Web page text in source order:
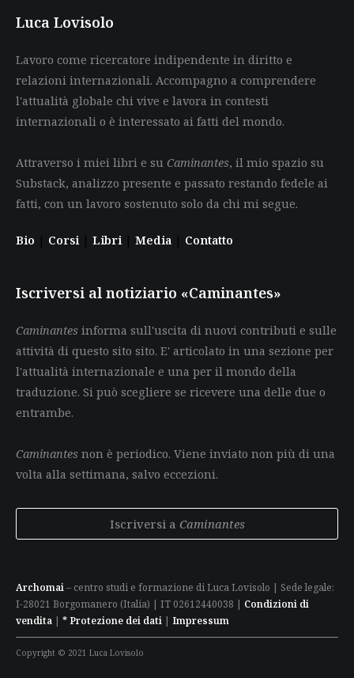
Luca Lovisolo
Lavoro come ricercatore indipendente in diritto e
relazioni internazionali. Accompagno a comprendere
l'attualità globale chi vive e lavora in contesti
internazionali o è interessato ai fatti del mondo.
Attraverso i miei libri e su Caminantes, il mio spazio su
Substack, analizzo presente e passato restando fedele ai
fatti, con un lavoro sostenuto solo da chi mi segue.
Bio | Corsi | Libri | Media | Contatto
Iscriversi al notiziario «Caminantes»
Caminantes informa sull'uscita di nuovi contributi e sulle
attività di questo sito sito. E' articolato in una sezione per
l'attualità internazionale e una per il mondo della
traduzione. Si può scegliere se ricevere una delle due o
entrambe.
Caminantes non è periodico. Viene inviato non più di una
volta alla settimana, salvo eccezioni.
Iscriversi a Caminantes
Archomai– centro studi e formazione di Luca Lovisolo | Sede legale:
I-28021 Borgomanero (Italia) | IT 02612440038 | Condizioni di
vendita | * Protezione dei dati | Impressum
Copyright © 2021 Luca Lovisolo